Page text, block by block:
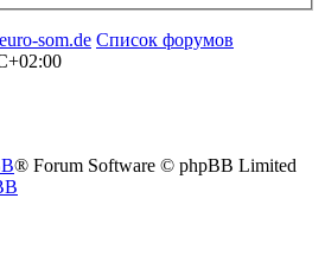
som.de Список форумов
® Forum Software © phpBB Limited